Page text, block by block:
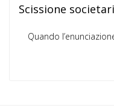
Scissione
Quando